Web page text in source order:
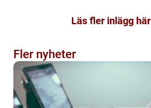
Läs fler inlägg här
Fler nyheter